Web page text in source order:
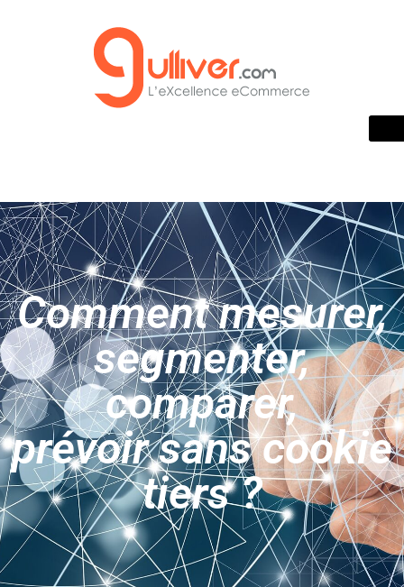
Comment mesurer,
segmenter,
comparer,
prévoir sans cookie
tiers ?